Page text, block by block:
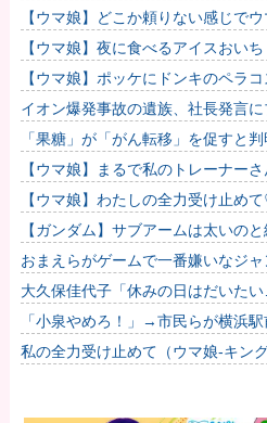
か？山はそれほどの覚悟で入る場
【ウマ娘】どこか頼りない感じで
【ウマ娘】夜に食べるアイスおい
【ウマ娘】ポッケにドンキのペラ
てほしい…
イオン爆発事故の遺族、社長発言に
して」
「果糖」が「がん転移」を促すと判
【ウマ娘】まるで私のトレーナー
強者スペ一族…」
【ウマ娘】わたしの全力受け止め
のがふえてる…」
【ガンダム】サブアームは太いの
おまえらがゲームで一番嫌いなジ
大久保佳代子「休みの日はだいた
ｗｗ
「小泉やめろ！」→市民らが横浜駅
ｗ
私の全力受け止めて（ウマ娘-キン